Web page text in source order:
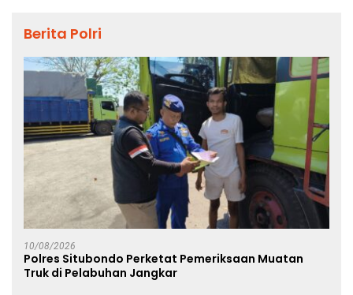
Berita Polri
10/08/2026
Polres Situbondo Perketat Pemeriksaan Muatan
Truk di Pelabuhan Jangkar